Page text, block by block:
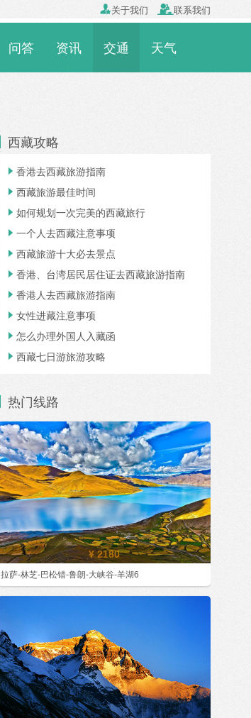
关于我们 联系我们
问答 资讯 交通 天气
西藏攻略
 香港去西藏旅游指南
 西藏旅游最佳时间
 如何规划一次完美的西藏旅行
 一个人去西藏注意事项
 西藏旅游十大必去景点
 香港、台湾居民居住证去西藏旅游指南
 香港人去西藏旅游指南
 女性进藏注意事项
 怎么办理外国人入藏函
 西藏七日游旅游攻略
热门线路
¥ 2180
拉萨-林芝-巴松错-鲁朗-大峡谷-羊湖6